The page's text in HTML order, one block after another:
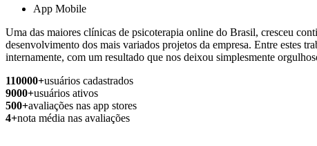
App Mobile
Uma das maiores clínicas de psicoterapia online do Brasil, cresceu
desenvolvimento dos mais variados projetos da empresa. Entre estes
internamente, com um resultado que nos deixou simplesmente
110000+usuários cadastrados
9000+usuários ativos
500+avaliações nas app stores
4+nota média nas avaliações